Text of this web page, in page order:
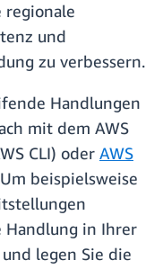
regionale
und
zu verbessern.
Handlungen
mit dem AWS
CLI) oder AWS
beispielsweise
Handlung in Ihrer
legen Sie die